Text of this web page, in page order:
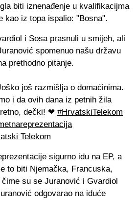
biti iznenađenje u kvalifikacijma
kao iz topa ispalio: "Bosna".
i Sosa prasnuli u smijeh, ali
spomenuo našu državu
prethodno pitanje.
još razmišlja o domaćinima.
i da ovih dana iz petnih žila
dečki! ❤ #HrvatskiTelekom
Telekom
sigurno idu na EP, a
to biti Njemačka, Francuska,
su se Juranović i Gvardiol
odgovarao na iduće